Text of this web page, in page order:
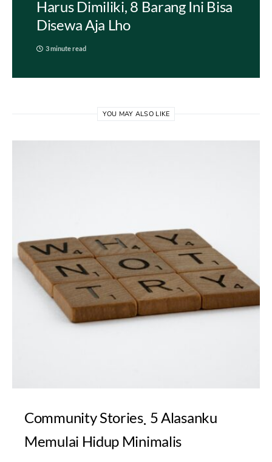
Harus Dimiliki, 8 Barang Ini Bisa
Disewa Aja Lho
3 minute read
YOU MAY ALSO LIKE
Community Stories 5 Alasanku
Memulai Hidup Minimalis